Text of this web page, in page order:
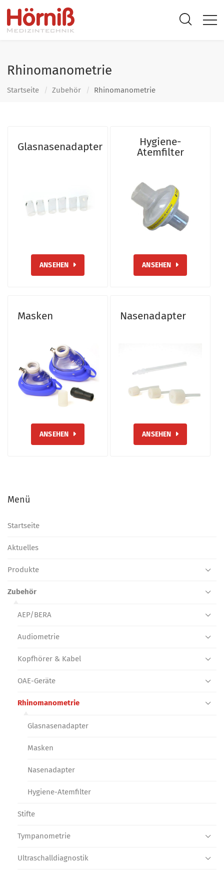
Rhinomanometrie
Startseite Zubehör Rhinomanometrie
Glasnasenadapter
ANSEHEN
Hygiene-
Atemfilter
ANSEHEN
Masken
ANSEHEN
Nasenadapter
ANSEHEN
Menü
Startseite
Aktuelles
Produkte
Zubehör
AEP/BERA
Audiometrie
Kopfhörer & Kabel
OAE-Geräte
Rhinomanometrie
Glasnasenadapter
Masken
Nasenadapter
Hygiene-Atemfilter
Stifte
Tympanometrie
Ultraschall­diagnostik